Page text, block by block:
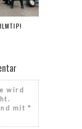
wird
mit*